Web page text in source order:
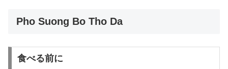
Pho Suong Bo Tho Da
食べる前に